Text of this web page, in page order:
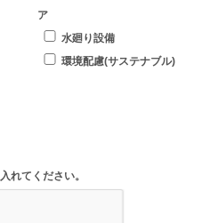
ア
水廻り設備
環境配慮(サステナブル)
れてください。